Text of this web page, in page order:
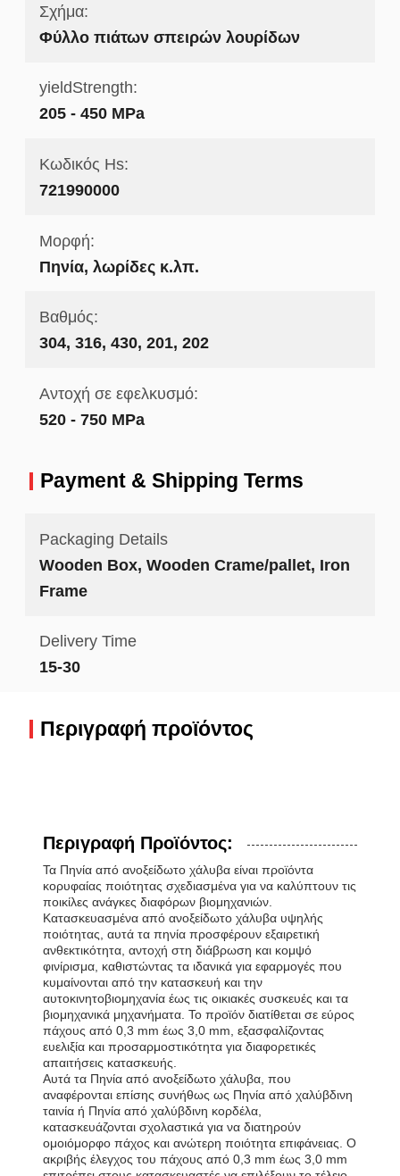
Σχήμα:
Φύλλο πιάτων σπειρών λουρίδων
yieldStrength:
205 - 450 MPa
Κωδικός Hs:
721990000
Μορφή:
Πηνία, λωρίδες κ.λπ.
Βαθμός:
304, 316, 430, 201, 202
Αντοχή σε εφελκυσμό:
520 - 750 MPa
Payment & Shipping Terms
Packaging Details
Wooden Box, Wooden Crame/pallet, Iron
Frame
Delivery Time
15-30
Περιγραφή προϊόντος
Περιγραφή Προϊόντος:
Τα Πηνία από ανοξείδωτο χάλυβα είναι προϊόντα
κορυφαίας ποιότητας σχεδιασμένα για να καλύπτουν τις
ποικίλες ανάγκες διαφόρων βιομηχανιών.
Κατασκευασμένα από ανοξείδωτο χάλυβα υψηλής
ποιότητας, αυτά τα πηνία προσφέρουν εξαιρετική
ανθεκτικότητα, αντοχή στη διάβρωση και κομψό
φινίρισμα, καθιστώντας τα ιδανικά για εφαρμογές που
κυμαίνονται από την κατασκευή και την
αυτοκινητοβιομηχανία έως τις οικιακές συσκευές και τα
βιομηχανικά μηχανήματα. Το προϊόν διατίθεται σε εύρος
πάχους από 0,3 mm έως 3,0 mm, εξασφαλίζοντας
ευελιξία και προσαρμοστικότητα για διαφορετικές
απαιτήσεις κατασκευής.
Αυτά τα Πηνία από ανοξείδωτο χάλυβα, που
αναφέρονται επίσης συνήθως ως Πηνία από χαλύβδινη
ταινία ή Πηνία από χαλύβδινη κορδέλα,
κατασκευάζονται σχολαστικά για να διατηρούν
ομοιόμορφο πάχος και ανώτερη ποιότητα επιφάνειας. Ο
ακριβής έλεγχος του πάχους από 0,3 mm έως 3,0 mm